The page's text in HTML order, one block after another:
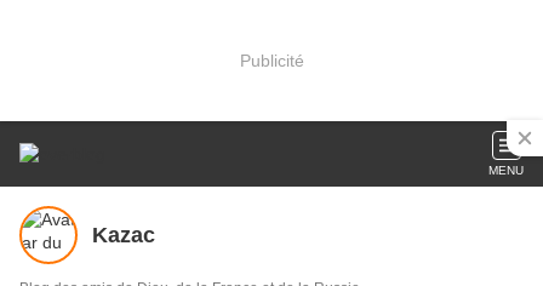
Publicité
MENU
Kazac